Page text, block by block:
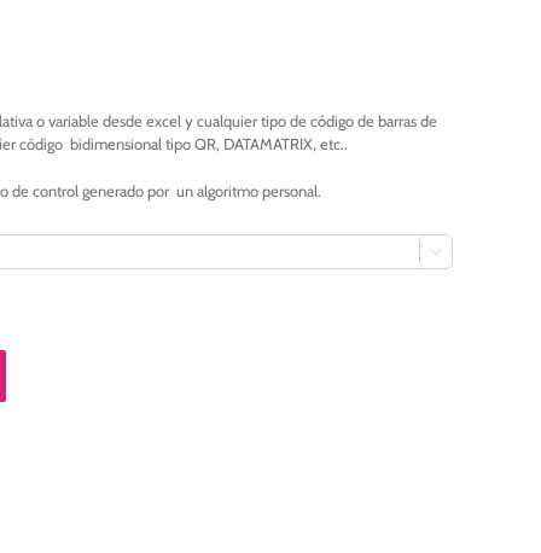
o variable desde excel y cualquier tipo de código de barras de
código bidimensional tipo QR, DATAMATRIX, etc..
de control generado por un algoritmo personal.
